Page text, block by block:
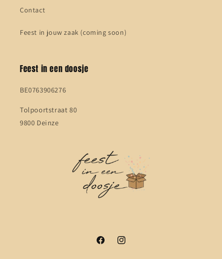
Contact
Feest in jouw zaak (coming soon)
Feest in een doosje
BE0763906276
Tolpoortstraat 80
9800 Deinze
FacebookInstagram